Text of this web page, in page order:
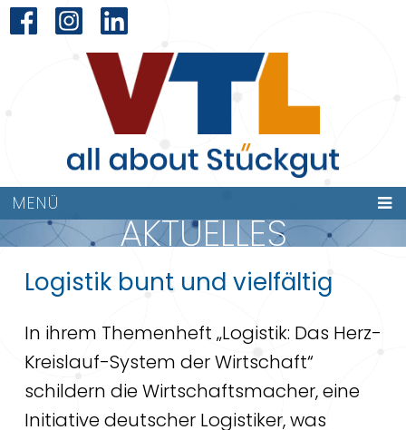
MENÜ
AKTUELLES
Logistik bunt und vielfältig
In ihrem Themenheft „Logistik: Das Herz-
Kreislauf-System der Wirtschaft“
schildern die Wirtschaftsmacher, eine
Initiative deutscher Logistiker, was